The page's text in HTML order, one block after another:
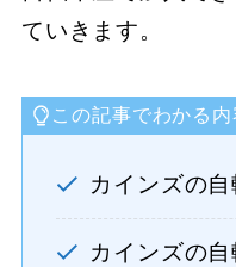
ていきます。
この記事でわかる内
カインズの
カインズの